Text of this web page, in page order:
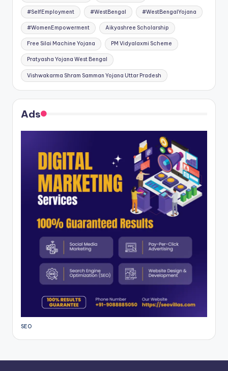
#SelfEmployment #WestBengal #WestBengalYojana
#WomenEmpowerment Aikyashree Scholarship
Free Silai Machine Yojana PM Vidyalaxmi Scheme
Pratyasha Yojana West Bengal
Vishwakarma Shram Samman Yojana Uttar Pradesh
Ads
SEO